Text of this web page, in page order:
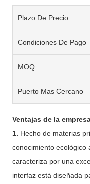
Plazo De Precio
Condiciones De Pago
MOQ
Puerto Mas Cercano
Ventajas de la empresa
1. Hecho de materias
conocimiento ecológico
caracteriza por una
interfaz está diseñada